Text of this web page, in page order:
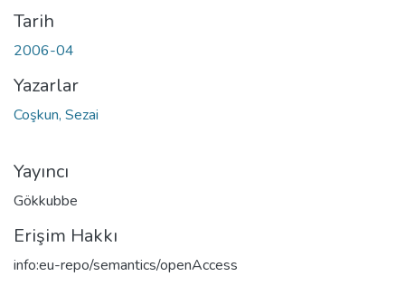
Tarih
2006-04
Yazarlar
Coşkun, Sezai
Yayıncı
Gökkubbe
Erişim Hakkı
info:eu-repo/semantics/openAccess